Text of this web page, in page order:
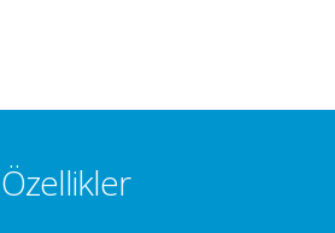
Özellikler